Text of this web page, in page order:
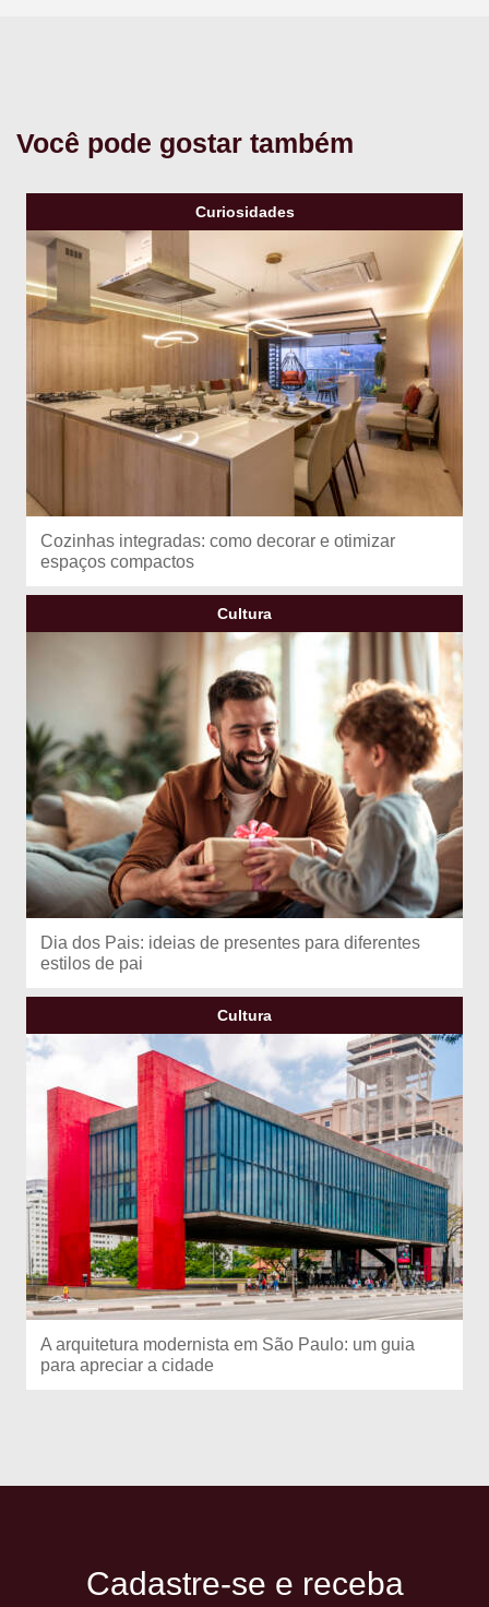
Você pode gostar também
Curiosidades
Cozinhas integradas: como decorar e otimizar
espaços compactos
Cultura
Dia dos Pais: ideias de presentes para diferentes
estilos de pai
Cultura
A arquitetura modernista em São Paulo: um guia
para apreciar a cidade
Cadastre-se e receba